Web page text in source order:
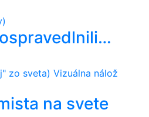
zo sveta) Vizuálna nálož
na svete